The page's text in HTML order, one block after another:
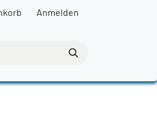
Anmelden